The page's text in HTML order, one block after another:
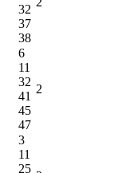
32
37
38
6
11
32
41
45
47
2
3
11
25